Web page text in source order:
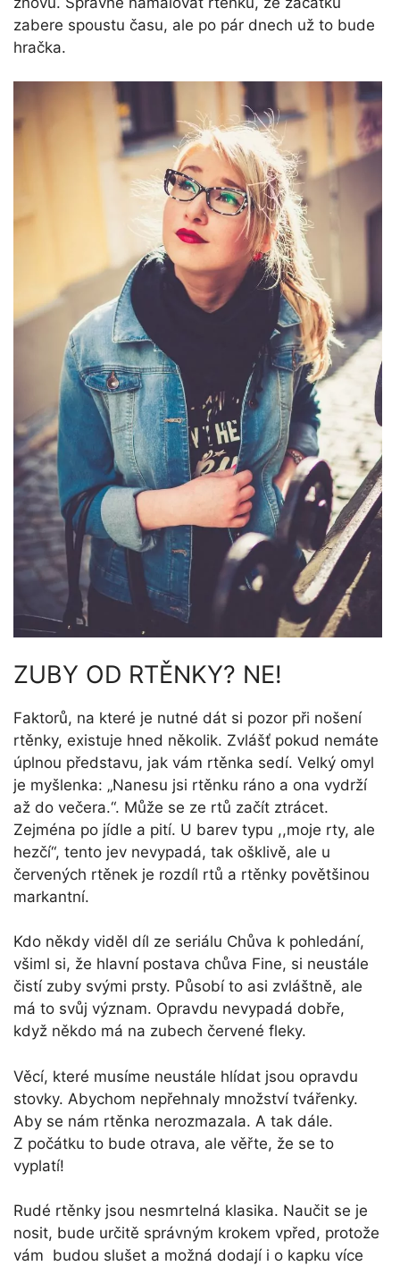
zabere spoustu času, ale po pár dnech už to bude
hračka.
ZUBY OD RTĚNKY? NE!
Faktorů, na které je nutné dát si pozor při nošení
rtěnky, existuje hned několik. Zvlášť pokud nemáte
úplnou představu, jak vám rtěnka sedí. Velký omyl
je myšlenka: „Nanesu jsi rtěnku ráno a ona vydrží
až do večera.“. Může se ze rtů začít ztrácet.
Zejména po jídle a pití. U barev typu ,,moje rty, ale
hezčí“, tento jev nevypadá, tak ošklivě, ale u
červených rtěnek je rozdíl rtů a rtěnky povětšinou
markantní.
Kdo někdy viděl díl ze seriálu Chůva k pohledání,
všiml si, že hlavní postava chůva Fine, si neustále
čistí zuby svými prsty. Působí to asi zvláštně, ale
má to svůj význam. Opravdu nevypadá dobře,
když někdo má na zubech červené fleky.
Věcí, které musíme neustále hlídat jsou opravdu
stovky. Abychom nepřehnaly množství tvářenky.
Aby se nám rtěnka nerozmazala. A tak dále.
Z počátku to bude otrava, ale věřte, že se to
vyplatí!
Rudé rtěnky jsou nesmrtelná klasika. Naučit se je
nosit, bude určitě správným krokem vpřed, protože
vám budou slušet a možná dodají i o kapku více